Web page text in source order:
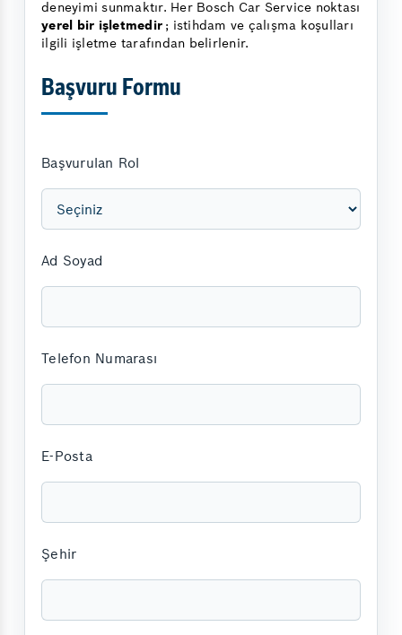
deneyimi sunmaktır. Her Bosch Car Service noktası
yerel bir işletmedir ; istihdam ve çalışma koşulları
ilgili işletme tarafından belirlenir.
Başvuru Formu
Başvurulan Rol
Ad Soyad
Telefon Numarası
E-Posta
Şehir